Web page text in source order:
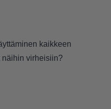
kaikkeen
näihin virheisiin?